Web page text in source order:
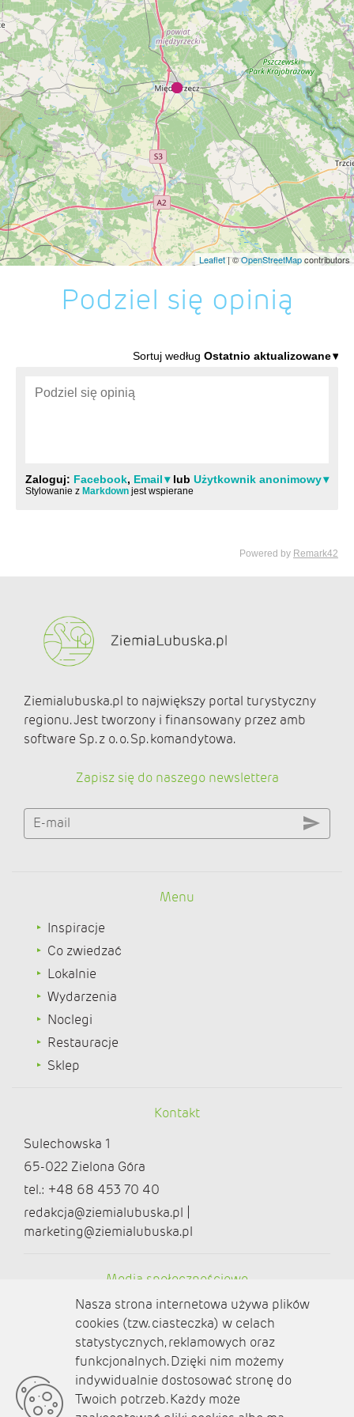
Leaflet| ©OpenStreetMapcontributors
Podziel się opinią
Ziemialubuska.pl to największy portal turystyczny
regionu. Jest tworzony i finansowany przez amb
software Sp. z o. o. Sp. komandytowa.
Zapisz się do naszego newslettera
E-mail
Menu
Inspiracje
Co zwiedzać
Lokalnie
Wydarzenia
Noclegi
Restauracje
Sklep
Kontakt
Sulechowska 1
65-022 Zielona Góra
tel.: +48 68 453 70 40
redakcja@ziemialubuska.pl |
marketing@ziemialubuska.pl
Media społecznościowe
O nas
Kontakt
Nasza strona internetowa używa plików
cookies (tzw. ciasteczka) w celach
statystycznych, reklamowych oraz
funkcjonalnych. Dzięki nim możemy
indywidualnie dostosować stronę do
Twoich potrzeb. Każdy może